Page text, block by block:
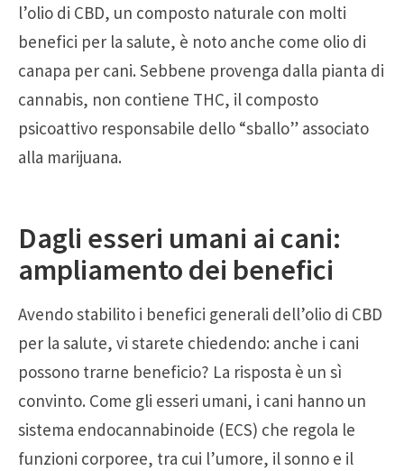
l’olio di CBD, un composto naturale con molti
benefici per la salute, è noto anche come olio di
canapa per cani. Sebbene provenga dalla pianta di
cannabis, non contiene THC, il composto
psicoattivo responsabile dello “sballo” associato
alla marijuana.
Dagli esseri umani ai cani:
ampliamento dei benefici
Avendo stabilito i benefici generali dell’olio di CBD
per la salute, vi starete chiedendo: anche i cani
possono trarne beneficio? La risposta è un sì
convinto. Come gli esseri umani, i cani hanno un
sistema endocannabinoide (ECS) che regola le
funzioni corporee, tra cui l’umore, il sonno e il